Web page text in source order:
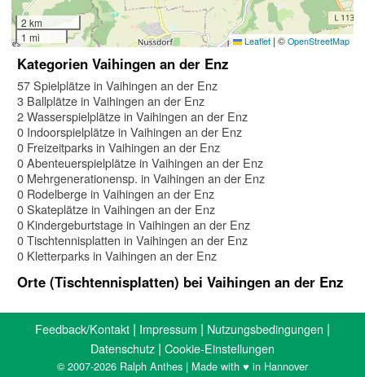
2 km
1 mi
Leaflet | © OpenStreetMap
Kategorien Vaihingen an der Enz
57 Spielplätze in Vaihingen an der Enz
3 Ballplätze in Vaihingen an der Enz
2 Wasserspielplätze in Vaihingen an der Enz
0 Indoorspielplätze in Vaihingen an der Enz
0 Freizeitparks in Vaihingen an der Enz
0 Abenteuerspielplätze in Vaihingen an der Enz
0 Mehrgenerationensp. in Vaihingen an der Enz
0 Rodelberge in Vaihingen an der Enz
0 Skateplätze in Vaihingen an der Enz
0 Kindergeburtstage in Vaihingen an der Enz
0 Tischtennisplatten in Vaihingen an der Enz
0 Kletterparks in Vaihingen an der Enz
Orte (Tischtennisplatten) bei Vaihingen an der Enz
Feedback/Kontakt | Impressum | Nutzungsbedingungen |
Datenschutz | Cookie-Einstellungen
© 2007-2026 Ralph Anthes | Made with ♥ in Hannover